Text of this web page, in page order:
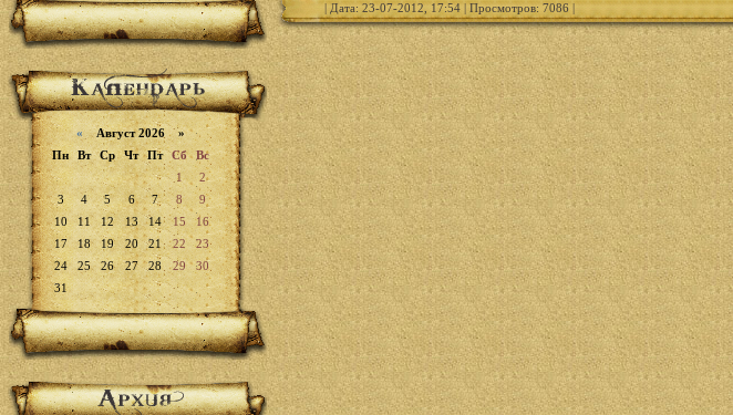
«Август 2026 »
Пн
Вт Ср Чт Пт Сб
Вс
1
2
3
4 5 6 7 8
9
10
11 12 13 14 15
16
17
18 19 20 21 22
23
24
25 26 27 28 29
30
31
| Дата: 23-07-2012, 17:54 | Просмотров: 7086 |